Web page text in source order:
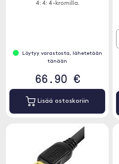
4: 4: 4-kromilla.
Löytyy varastosta, lähetetään
tänään
66.90 €
Lisää ostoskoriin